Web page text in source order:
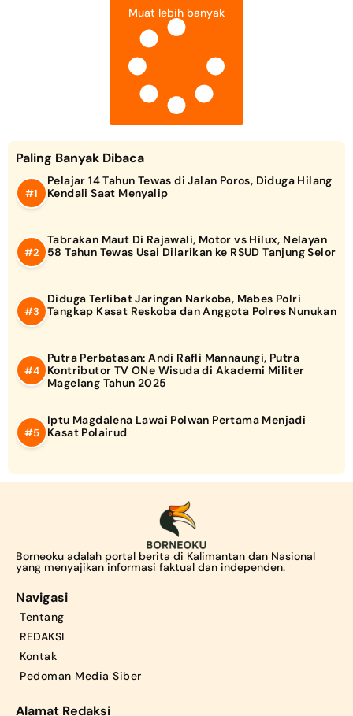
Muat lebih banyak
Paling Banyak Dibaca
Pelajar 14 Tahun Tewas di Jalan Poros, Diduga Hilang
Kendali Saat Menyalip
Tabrakan Maut Di Rajawali, Motor vs Hilux, Nelayan
58 Tahun Tewas Usai Dilarikan ke RSUD Tanjung Selor
Diduga Terlibat Jaringan Narkoba, Mabes Polri
Tangkap Kasat Reskoba dan Anggota Polres Nunukan
Putra Perbatasan: Andi Rafli Mannaungi, Putra
Kontributor TV ONe Wisuda di Akademi Militer
Magelang Tahun 2025
Iptu Magdalena Lawai Polwan Pertama Menjadi
Kasat Polairud
Borneoku adalah portal berita di Kalimantan dan Nasional
yang menyajikan informasi faktual dan independen.
Navigasi
Tentang
REDAKSI
Kontak
Pedoman Media Siber
Alamat Redaksi